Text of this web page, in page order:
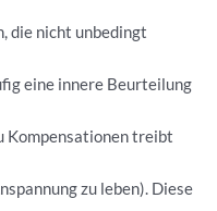
die nicht unbedingt
eine innere Beurteilung
Kompensationen treibt
zu leben). Diese